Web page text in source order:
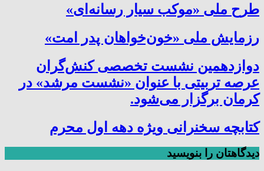
طرح ملی «موکب سیار رسانه‌ای»
رزمایش ملی «خون‌خواهان پدر امت»
دوازدهمین نشست تخصصی کنش‌گران
عرصه تربیتی با عنوان «نشست مرشد» در
کرمان برگزار می‌شود.
کتابچه سخنرانی ویژه دهه اول محرم
دیدگاهتان را بنویسید